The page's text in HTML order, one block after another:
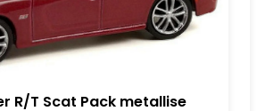
R/T Scat Pack metallise